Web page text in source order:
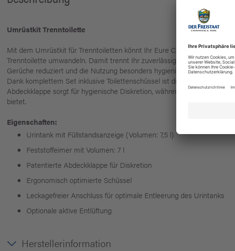
Umrüstkit Trenntoilette
Mit dem Umrüstkit für Trenntoiletten könnt Ihr Eure C220 oder C260
Trenntoilette umwandeln. Damit trennt Ihr zuverlässig Feststoffe und
Gerüche reduziert und die Nutzung besonders hygienisch macht.
Dank komplettem Set inklusive Toilettenschüssel ist die Installation
Abdeckklappe sorgt für hygienische Diskretion, während die
bietet.
Eigenschaften:
Urintank mit Füllstandsanzeige (Volumen: 7,5 l)
Feststoffeimer mit Volumen: 7 l
Patentierte Abdeckklappe für Diskretion
Ergonomisch optimierte Schüssel
Leckagefreier Anschluss für optimale Entleerung des Urintanks
Optionale aktive Entlüftung
Herstellerinformation